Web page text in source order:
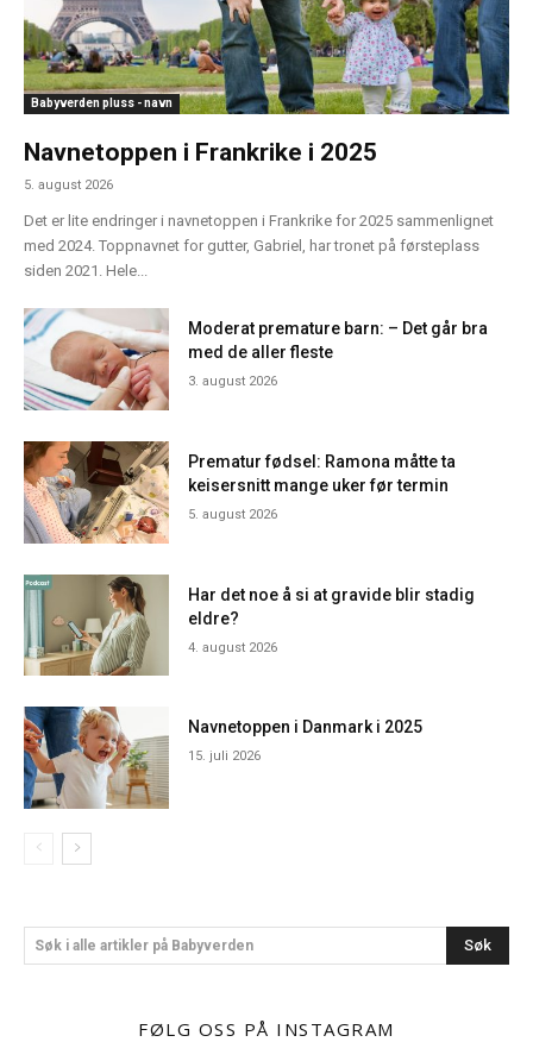
Babyverden pluss - navn
Navnetoppen i Frankrike i 2025
5. august 2026
Det er lite endringer i navnetoppen i Frankrike for 2025 sammenlignet
med 2024. Toppnavnet for gutter, Gabriel, har tronet på førsteplass
siden 2021. Hele...
Moderat premature barn: – Det går bra
med de aller fleste
3. august 2026
Prematur fødsel: Ramona måtte ta
keisersnitt mange uker før termin
5. august 2026
Har det noe å si at gravide blir stadig
eldre?
4. august 2026
Navnetoppen i Danmark i 2025
15. juli 2026
Søk i alle artikler på Babyverden Søk
FØLG OSS PÅ INSTAGRAM